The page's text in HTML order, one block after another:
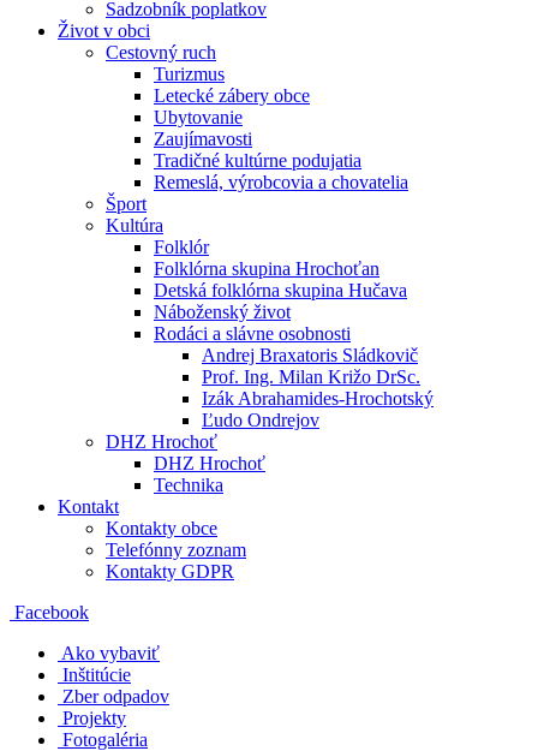
Sadzobník poplatkov
Život v obci
Cestovný ruch
Turizmus
Letecké zábery obce
Ubytovanie
Zaujímavosti
Tradičné kultúrne podujatia
Remeslá, výrobcovia a chovatelia
Šport
Kultúra
Folklór
Folklórna skupina Hrochoťan
Detská folklórna skupina Hučava
Náboženský život
Rodáci a slávne osobnosti
Andrej Braxatoris Sládkovič
Prof. Ing. Milan Križo DrSc.
Izák Abrahamides-Hrochotský
Ľudo Ondrejov
DHZ Hrochoť
DHZ Hrochoť
Technika
Kontakt
Kontakty obce
Telefónny zoznam
Kontakty GDPR
Facebook
Ako vybaviť
Inštitúcie
Zber odpadov
Projekty
Fotogaléria